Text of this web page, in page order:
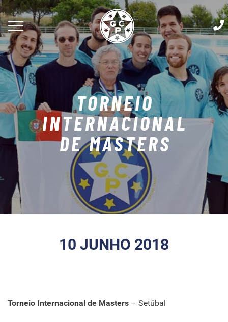
TORNEIO
INTERNACIONAL
DE MASTERS
10 JUNHO 2018
Torneio Internacional de Masters – Setúbal